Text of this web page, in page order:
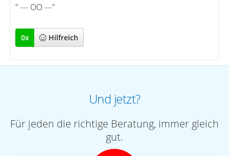
" --- OO ---"
0x Hilfreich
Und jetzt?
Für jeden die richtige Beratung, immer gleich
gut.